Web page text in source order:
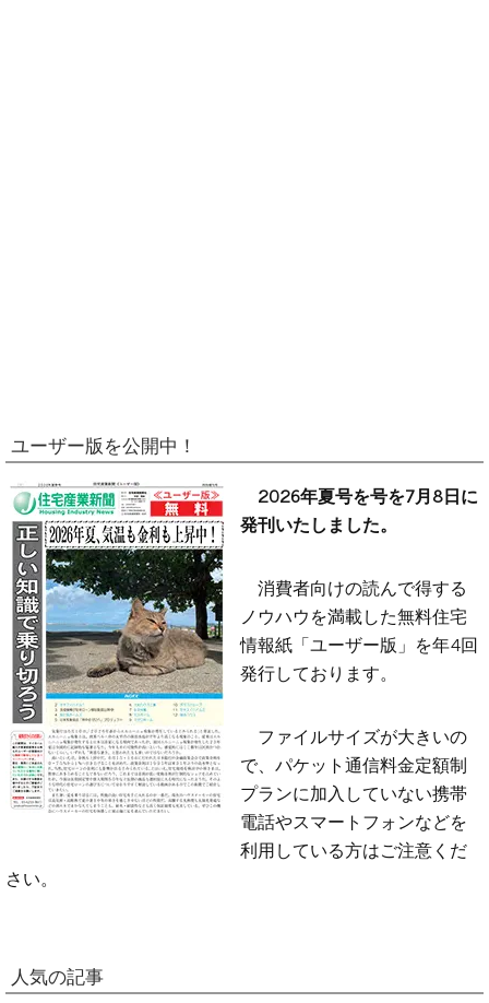
ユーザー版を公開中！
2026年夏号を号を7月8日に
発刊いたしました。
消費者向けの読んで得する
ノウハウを満載した無料住宅
情報紙「ユーザー版」を年4回
発行しております。
ファイルサイズが大きいの
で、パケット通信料金定額制
プランに加入していない携帯
電話やスマートフォンなどを
利用している方はご注意くだ
さい。
人気の記事